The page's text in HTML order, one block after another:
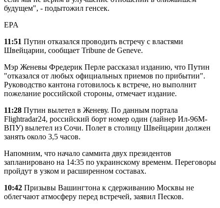
будущем", - подытожил генсек.
EPA
11:51 Путин отказался проводить встречу с властями
Швейцарии, сообщает Tribune de Geneve.
Мэр Женевы Фредерик Перле рассказал изданию, что Путин
"отказался от любых официальных приемов по прибытии".
Руководство кантона готовилось к встрече, но выполнит
пожелание российской стороны, отмечает издание.
11:28 Путин вылетел в Женеву. По данным портала
Flightradar24, российский борт номер один (лайнер Ил-96М-
ВПУ) вылетел из Сочи. Полет в столицу Швейцарии должен
занять около 3,5 часов.
Напомним, что начало саммита двух президентов
запланировано на 14:35 по украинскому временм. Переговоры
пройдут в узком и расширенном составах.
10:42 Призывы Вашингтона к сдерживанию Москвы не
облегчают атмосферу перед встречей, заявил Песков.